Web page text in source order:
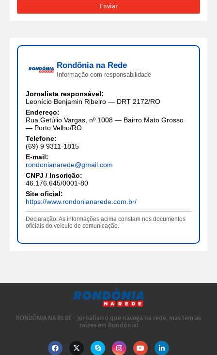
Rondônia na Rede
Informação com responsabilidade
Jornalista responsável:
Leonício Benjamin Ribeiro — DRT 2172/RO
Endereço:
Rua Getúlio Vargas, nº 1008 — Bairro Mato Grosso
— Porto Velho/RO
Telefone:
(69) 9 9311-1815
E-mail:
rondonianarede@gmail.com
CNPJ / Inscrição:
46.176.645/0001-80
Site oficial:
https://www.rondonianarede.com.br/
Declaração: As informações acima constam nos documentos
oficiais do veículo de comunicação.
RONDÔNIA NA REDE - Jornalismo que navega na rede, mas tem as
raízes em Rondônia!